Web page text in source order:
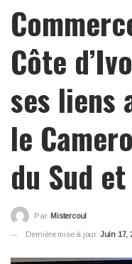
Côte
ses liens
le
du Sud
Par Mistercoul
Dernière mise à jour Juin 17,